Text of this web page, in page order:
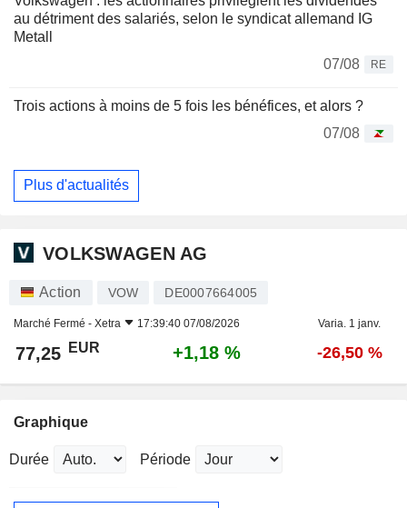
au détriment des salariés, selon le syndicat allemand IG
Metall
07/08
RE
Trois actions à moins de 5 fois les bénéfices, et alors ?
07/08
Plus d'actualités
VOLKSWAGEN AG
Action VOW DE0007664005
Marché Fermé - Xetra 17:39:40 07/08/2026 Varia. 1 janv.
77,25 EUR +1,18 % -26,50 %
Graphique
Durée Période